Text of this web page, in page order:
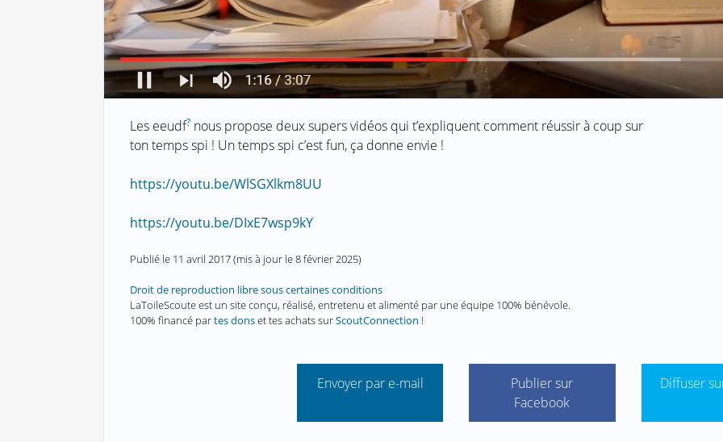
Les eeudf?nous propose deux supers vidéos qui t’expliquent comment réussir à coup sur
ton temps spi ! Un temps spi c’est fun, ça donne envie !
https://youtu.be/WlSGXlkm8UU
https://youtu.be/DIxE7wsp9kY
Publié le 11 avril 2017(mis à jour le8 février 2025)
Droit de reproduction libre sous certaines conditions
LaToileScoute est un site conçu, réalisé, entretenu et alimenté par une équipe 100% bénévole.
100% financé partes donset tes achats surScoutConnection !
Envoyer par e-mail
Publier sur
Facebook
Diffuser